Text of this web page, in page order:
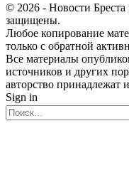
© 2026 - Новости Бреста
защищены.
Любое копирование
только с обратной
Все материалы
источников и других
авторство принадлежат
Sign in